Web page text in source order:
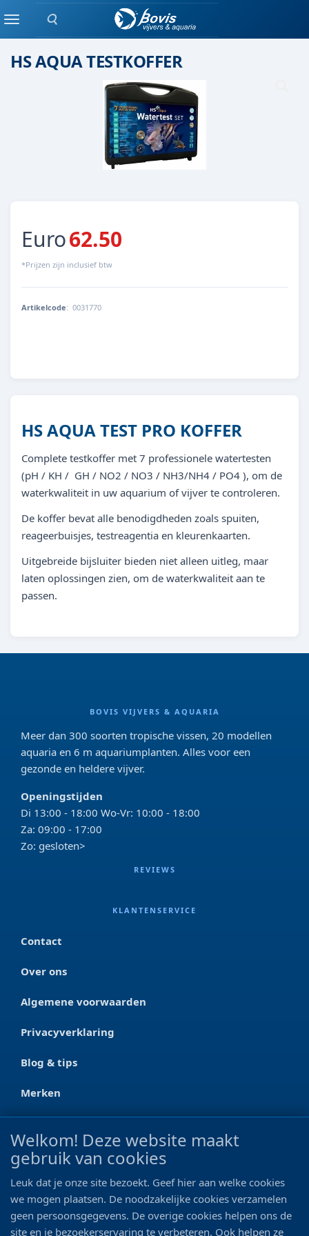
Zoeken
MenuWATERTESTEN
HS AQUA TESTKOFFER
Euro62.50
*Prijzen zijn inclusief btw
Artikelcode: 0031770
HS AQUA TEST PRO KOFFER
Complete testkoffer met 7 professionele watertesten
(pH / KH / GH / NO2 / NO3 / NH3/NH4 / PO4 ), om de
waterkwaliteit in uw aquarium of vijver te controleren.
De koffer bevat alle benodigdheden zoals spuiten,
reageerbuisjes, testreagentia en kleurenkaarten.
Uitgebreide bijsluiter bieden niet alleen uitleg, maar
laten oplossingen zien, om de waterkwaliteit aan te
passen.
BOVIS VIJVERS & AQUARIA
Meer dan 300 soorten tropische vissen, 20 modellen
aquaria en 6 m aquariumplanten. Alles voor een
gezonde en heldere vijver.
Openingstijden
Di 13:00 - 18:00 Wo-Vr: 10:00 - 18:00
Za: 09:00 - 17:00
Zo: gesloten>
REVIEWS
KLANTENSERVICE
Contact
Over ons
Algemene voorwaarden
Privacyverklaring
Blog & tips
Merken
CONTACT
Ootmarsumseweg 125a
0546 - 622 990
06 - 11 19 81 42
Welkom! Deze website maakt
gebruik van cookies
Leuk dat je onze site bezoekt. Geef hier aan welke cookies
we mogen plaatsen. De noodzakelijke cookies verzamelen
geen persoonsgegevens. De overige cookies helpen ons de
site en je bezoekerservaring te verbeteren. Ook helpen ze